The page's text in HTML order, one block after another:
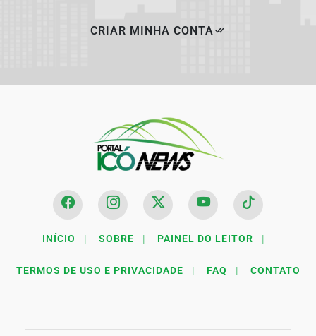
CRIAR MINHA CONTA
INÍCIO | SOBRE | PAINEL DO LEITOR |
TERMOS DE USO E PRIVACIDADE | FAQ | CONTATO